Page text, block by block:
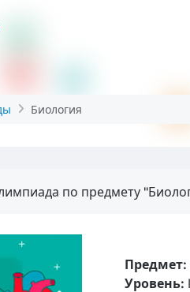
Биология
по предмету
Предмет:
Уровень: